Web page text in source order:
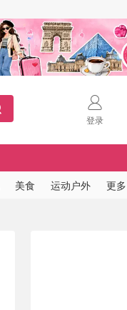
登录
美食 运动户外 更多